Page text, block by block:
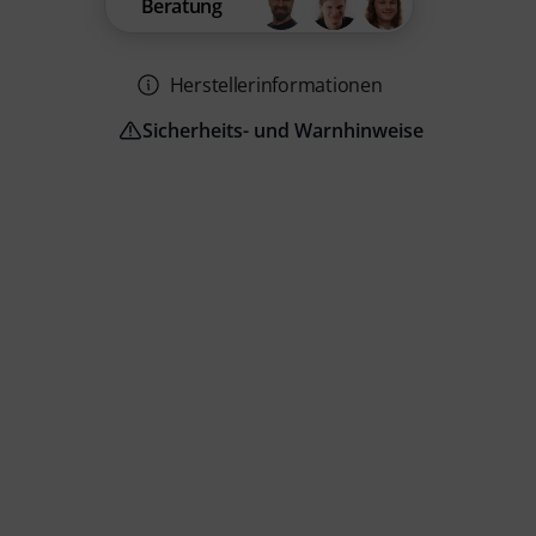
Beratung
Herstellerinformationen
Sicherheits- und Warnhinweise